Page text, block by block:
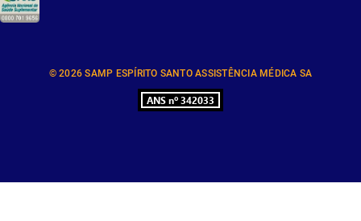
© 2026 SAMP ESPÍRITO SANTO ASSISTÊNCIA MÉDICA SA
ANS nº 342033